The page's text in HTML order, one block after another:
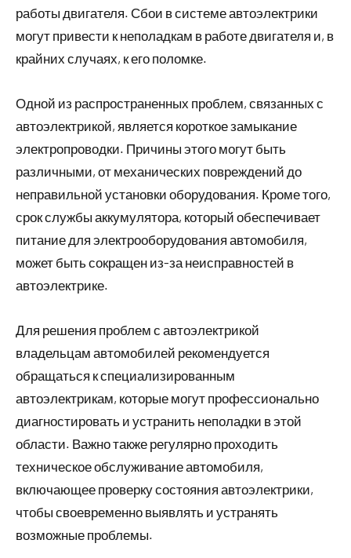
работы двигателя. Сбои в системе автоэлектрики
могут привести к неполадкам в работе двигателя и, в
крайних случаях, к его поломке.
Одной из распространенных проблем, связанных с
автоэлектрикой, является короткое замыкание
электропроводки. Причины этого могут быть
различными, от механических повреждений до
неправильной установки оборудования. Кроме того,
срок службы аккумулятора, который обеспечивает
питание для электрооборудования автомобиля,
может быть сокращен из-за неисправностей в
автоэлектрике.
Для решения проблем с автоэлектрикой
владельцам автомобилей рекомендуется
обращаться к специализированным
автоэлектрикам, которые могут профессионально
диагностировать и устранить неполадки в этой
области. Важно также регулярно проходить
техническое обслуживание автомобиля,
включающее проверку состояния автоэлектрики,
чтобы своевременно выявлять и устранять
возможные проблемы.